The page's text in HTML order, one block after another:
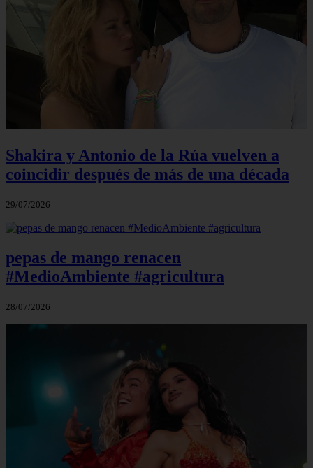
Shakira y Antonio de la Rúa vuelven a
coincidir después de más de una década
29/07/2026
pepas de mango renacen
#MedioAmbiente #agricultura
28/07/2026